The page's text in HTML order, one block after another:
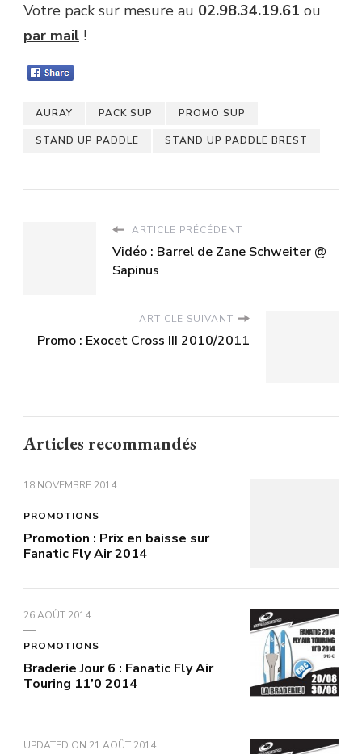
Votre pack sur mesure au 02.98.34.19.61 ou
par mail !
AURAY PACK SUP PROMO SUP
STAND UP PADDLE STAND UP PADDLE BREST
ARTICLE PRÉCÉDENT
Vidéo : Barrel de Zane Schweiter @
Sapinus
ARTICLE SUIVANT
Promo : Exocet Cross III 2010/2011
Articles recommandés
18 NOVEMBRE 2014
PROMOTIONS
Promotion : Prix en baisse sur
Fanatic Fly Air 2014
26 AOÛT 2014
PROMOTIONS
Braderie Jour 6 : Fanatic Fly Air
Touring 11’0 2014
UPDATED ON 21 AOÛT 2014